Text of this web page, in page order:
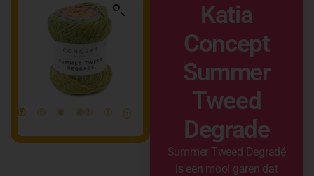
Katia
Concept
Summer
Tweed
Degrade
Summer Tweed Degradé
is een mooi garen dat